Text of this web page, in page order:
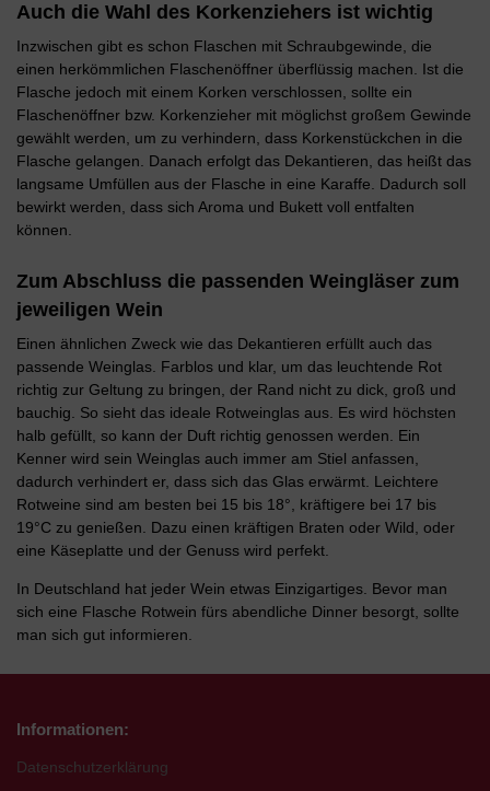
Auch die Wahl des Korkenziehers ist wichtig
Inzwischen gibt es schon Flaschen mit Schraubgewinde, die
einen herkömmlichen Flaschenöffner überflüssig machen. Ist die
Flasche jedoch mit einem Korken verschlossen, sollte ein
Flaschenöffner bzw. Korkenzieher mit möglichst großem Gewinde
gewählt werden, um zu verhindern, dass Korkenstückchen in die
Flasche gelangen. Danach erfolgt das Dekantieren, das heißt das
langsame Umfüllen aus der Flasche in eine Karaffe. Dadurch soll
bewirkt werden, dass sich Aroma und Bukett voll entfalten
können.
Zum Abschluss die passenden Weingläser zum
jeweiligen Wein
Einen ähnlichen Zweck wie das Dekantieren erfüllt auch das
passende Weinglas. Farblos und klar, um das leuchtende Rot
richtig zur Geltung zu bringen, der Rand nicht zu dick, groß und
bauchig. So sieht das ideale Rotweinglas aus. Es wird höchsten
halb gefüllt, so kann der Duft richtig genossen werden. Ein
Kenner wird sein Weinglas auch immer am Stiel anfassen,
dadurch verhindert er, dass sich das Glas erwärmt. Leichtere
Rotweine sind am besten bei 15 bis 18°, kräftigere bei 17 bis
19°C zu genießen. Dazu einen kräftigen Braten oder Wild, oder
eine Käseplatte und der Genuss wird perfekt.
In Deutschland hat jeder Wein etwas Einzigartiges. Bevor man
sich eine Flasche Rotwein fürs abendliche Dinner besorgt, sollte
man sich gut informieren.
Informationen:
Datenschutzerklärung